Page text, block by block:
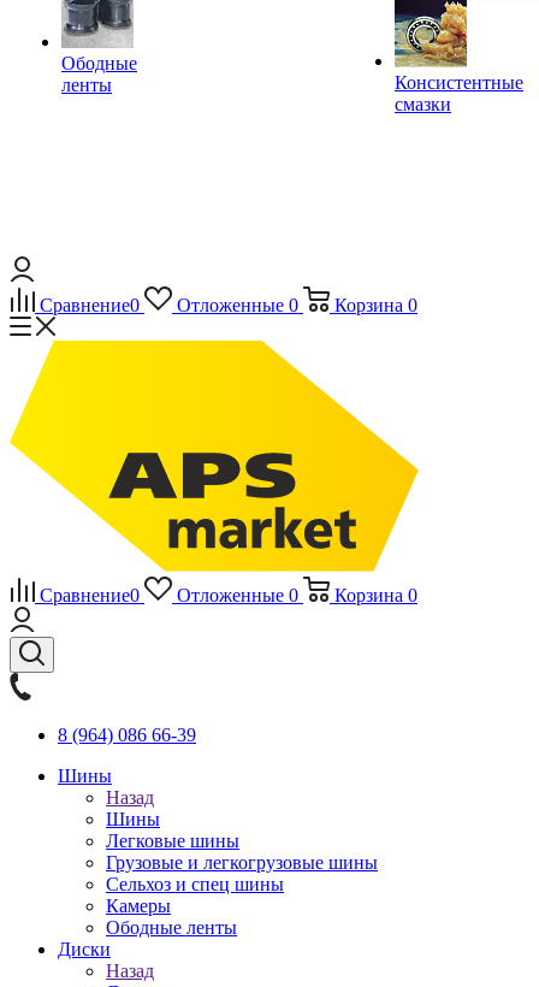
Ободные
ленты
Консистентные
смазки
Сравнение0 Отложенные 0 Корзина 0
Сравнение0 Отложенные 0 Корзина 0
8 (964) 086 66-39
Шины
Назад
Шины
Легковые шины
Грузовые и легкогрузовые шины
Сельхоз и спец шины
Камеры
Ободные ленты
Диски
Назад